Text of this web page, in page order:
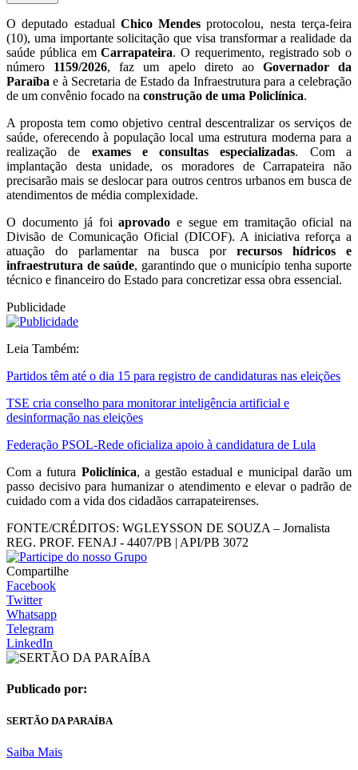
O deputado estadual Chico Mendes protocolou, nesta terça-feira
(10), uma importante solicitação que visa transformar a realidade da
saúde pública emCarrapateira. O requerimento, registrado sob o
número 1159/2026, faz um apelo direto ao Governador da
Paraíba e à Secretaria de Estado da Infraestrutura para a celebração
de um convênio focado na construção de uma Policlínica.
A proposta tem como objetivo central descentralizar os serviços de
saúde, oferecendo à população local uma estrutura moderna para a
realização de exames e consultas especializadas. Com a
implantação desta unidade, os moradores de Carrapateira não
precisarão mais se deslocar para outros centros urbanos em busca de
atendimentos de média complexidade.
O documento já foiaprovado e segue em tramitação oficial na
Divisão de Comunicação Oficial (DICOF). A iniciativa reforça a
atuação do parlamentar na busca por recursos hídricos e
infraestrutura de saúde, garantindo que o município tenha suporte
técnico e financeiro do Estado para concretizar essa obra essencial.
Publicidade
Leia Também:
Partidos têm até o dia 15 para registro de candidaturas nas eleições
TSE cria conselho para monitorar inteligência artificial e
desinformação nas eleições
Federação PSOL-Rede oficializa apoio à candidatura de Lula
Com a futura Policlínica, a gestão estadual e municipal darão um
passo decisivo para humanizar o atendimento e elevar o padrão de
cuidado com a vida dos cidadãos carrapateirenses.
FONTE/CRÉDITOS: WGLEYSSON DE SOUZA – Jornalista
REG. PROF. FENAJ - 4407/PB | API/PB 3072
Compartilhe
Facebook
Twitter
Whatsapp
Telegram
LinkedIn
Publicado por:
SERTÃO DA PARAÍBA
Saiba Mais